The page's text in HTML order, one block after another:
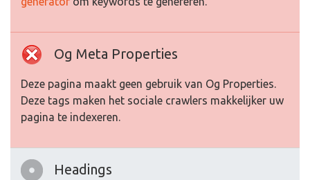
Og Meta Properties
Deze pagina maakt geen gebruik van Og Properties.
Deze tags maken het sociale crawlers makkelijker uw
pagina te indexeren.
Headings